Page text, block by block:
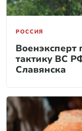
РОССИЯ
тактику ВС
Славянска